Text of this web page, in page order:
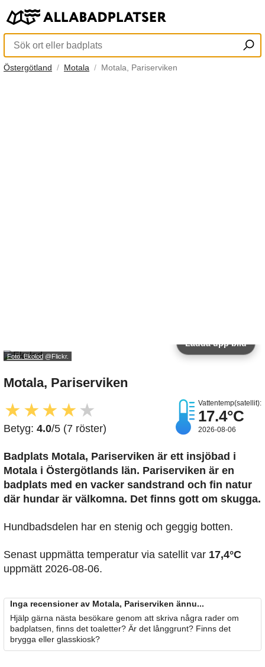
Östergötland Motala Motala, Pariserviken
Foto: Ekolod@Flickr.
Ladda upp bild
Motala, Pariserviken
★ ★★ ★ ★
Betyg: 4.0/5 (7 röster)
Vattentemp(satellit):
17.4°C
2026-08-06
Badplats Motala, Pariserviken är ett insjöbad i
Motala i Östergötlands län. Pariserviken är en
badplats med en vacker sandstrand och fin natur
där hundar är välkomna. Det finns gott om skugga.
Hundbadsdelen har en stenig och geggig botten.
Senast uppmätta temperatur via satellit var 17,4°C
uppmätt 2026-08-06.
Inga recensioner av Motala, Pariserviken ännu...
Hjälp gärna nästa besökare genom att skriva några rader om
badplatsen, finns det toaletter? Är det långgrunt? Finns det
brygga eller glasskiosk?